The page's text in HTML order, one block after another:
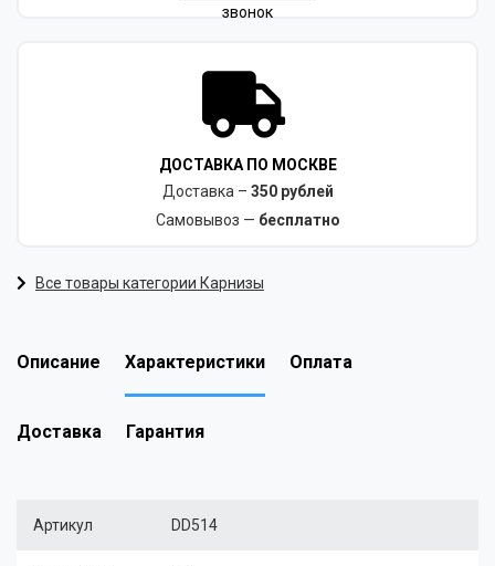
звонок
ДОСТАВКА ПО МОСКВЕ
Доставка – 350 рублей
Самовывоз — бесплатно
Все товары категории Карнизы
Описание Характеристики Оплата
Доставка Гарантия
Артикул DD514